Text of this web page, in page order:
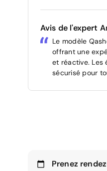
Avis de l'expert
Le modèle
offrant une
et réactive. Les
sécurisé pour
Prenez